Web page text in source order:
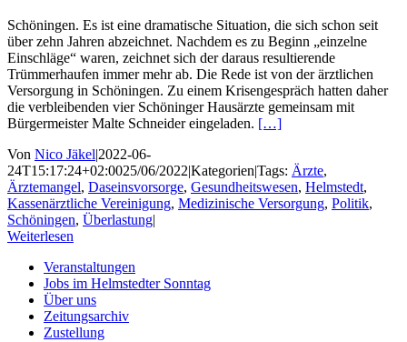
Schöningen. Es ist eine dramatische Situation, die sich schon seit
über zehn Jahren abzeichnet. Nachdem es zu Beginn „einzelne
Einschläge“ waren, zeichnet sich der daraus resultierende
Trümmerhaufen immer mehr ab. Die Rede ist von der ärztlichen
Versorgung in Schöningen. Zu einem Krisengespräch hatten daher
die verbleibenden vier Schöninger Hausärzte gemeinsam mit
Bürgermeister Malte Schneider eingeladen. […]
Von Nico Jäkel|2022-06-
24T15:17:24+02:0025/06/2022|Kategorien|Tags: Ärzte,
Ärztemangel, Daseinsvorsorge, Gesundheitswesen, Helmstedt,
Kassenärztliche Vereinigung, Medizinische Versorgung, Politik,
Schöningen, Überlastung|
Weiterlesen
Veranstaltungen
Jobs im Helmstedter Sonntag
Über uns
Zeitungsarchiv
Zustellung